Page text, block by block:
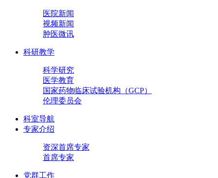
医院新闻
视频新闻
肿医微讯
科研教学
科学研究
医学教育
国家药物临床试验机构（GCP）
伦理委员会
科室导航
专家介绍
资深首席专家
首席专家
党群工作